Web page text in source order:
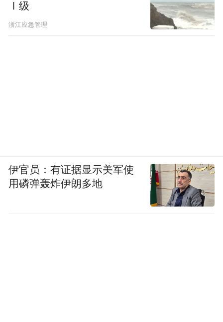
Ⅰ级
浙江应急管理
伊官员：有证据显示美军使
用磷弹轰炸伊朗多地